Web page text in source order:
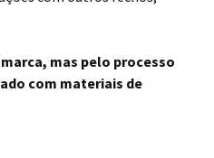
mas pelo processo
com materiais de